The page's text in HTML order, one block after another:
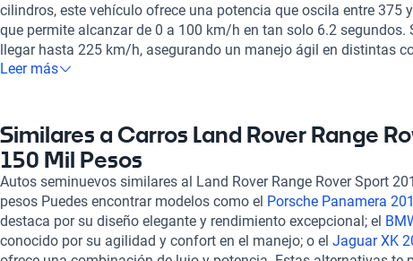
cilindros, este vehículo ofrece una potencia que oscila entre 375
que permite alcanzar de 0 a 100 km/h en tan solo 6.2 segundos.
llegar hasta 225 km/h, asegurando un manejo ágil en distintas
forrado en cuero, brinda un ambiente sofisticado y acogedor,
automática y el autonomía de hasta 625 km hacen de este
para largos viajes. En Kavak, nos aseguramos de que cada
estándares de calidad. Todos nuestros vehículos pasan por una
240 puntos, garantizando su estado mecánico y estético.
flexibles y la posibilidad de contratar una garantía extendida
experiencia de compra es completamente en línea y contamos
resolver cualquier duda. Si consideras otras opciones similares
Leer más
Similares a Carros Land Rover Range
150 Mil Pesos
Autos seminuevos similares al Land Rover Range Rover Sport
pesos Puedes encontrar modelos como el Porsche Panamera
destaca por su diseño elegante y rendimiento excepcional; el
conocido por su agilidad y confort en el manejo; o el Jaguar XK